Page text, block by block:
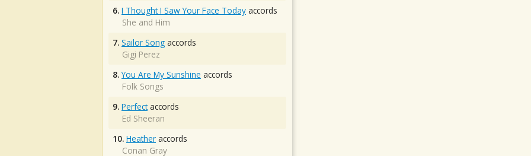
6. I Thought I Saw Your Face Today accords
She and Him
7. Sailor Song accords
Gigi Perez
8. You Are My Sunshine accords
Folk Songs
9. Perfectaccords
Ed Sheeran
10. Heather accords
Conan Gray